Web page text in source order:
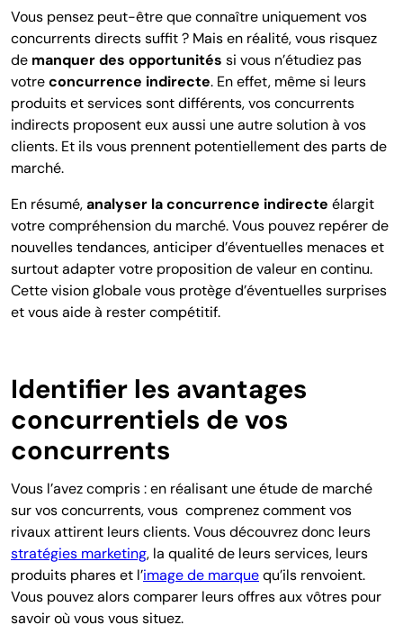
Vous pensez peut-être que connaître uniquement vos
concurrents directs suffit ? Mais en réalité, vous risquez
de manquer des opportunités si vous n’étudiez pas
votreconcurrence indirecte. En effet, même si leurs
produits et services sont différents, vos concurrents
indirects proposent eux aussi une autre solution à vos
clients. Et ils vous prennent potentiellement des parts de
marché.
En résumé,analyser la concurrence indirecte élargit
votre compréhension du marché. Vous pouvez repérer de
nouvelles tendances, anticiper d’éventuelles menaces et
surtout adapter votre proposition de valeur en continu.
Cette vision globale vous protège d’éventuelles surprises
et vous aide à rester compétitif.
Identifier les avantages
concurrentiels de vos
concurrents
Vous l’avez compris : en réalisant une étude de marché
sur vos concurrents, vous comprenez comment vos
rivaux attirent leurs clients. Vous découvrez donc leurs
stratégies marketing, la qualité de leurs services, leurs
produits phares et l’image de marquequ’ils renvoient.
Vous pouvez alors comparer leurs offres aux vôtres pour
savoir où vous vous situez.